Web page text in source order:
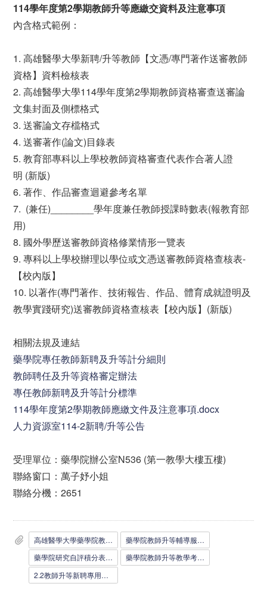
114學年度第2學期教師升等應繳交資料及注意事項
內含格式範例：
1. 高雄醫學大學新聘/升等教師【文憑/專門著作送審教師
資格】資料檢核表
2. 高雄醫學大學114學年度第2學期教師資格審查送審論
文集封面及側標格式
3. 送審論文存檔格式
4. 送審著作(論文)目錄表
5. 教育部專科以上學校教師資格審查代表作合著人證
明 (新版)
6. 著作、作品審查迴避參考名單
7. (兼任)________學年度兼任教師授課時數表(報教育部
用)
8. 國外學歷送審教師資格修業情形一覽表
9. 專科以上學校辦理以學位或文憑送審教師資格查核表-
【校內版】
10. 以著作(專門著作、技術報告、作品、體育成就證明及
教學實踐研究)送審教師資格查核表【校內版】(新版)
相關法規及連結
藥學院專任教師新聘及升等計分細則
教師聘任及升等資格審定辦法
專任教師新聘及升等計分標準
114學年度第2學期教師應繳文件及注意事項.docx
人力資源室114-2新聘/升等公告
受理單位：藥學院辦公室N536 (第一教學大樓五樓)
聯絡窗口：萬子妤小姐
聯絡分機：2651
高雄醫學大學藥學院教師升等教學能力評核表_1100512__2_.docx
藥學院教師升等輔導服務考核表_1110607__2_.docx
藥學院研究自評積分表_1110607__2_.doc
藥學院教師升等教學考核表_1110607__3_.docx
2.2教師升等新聘專用信封0111__2_.doc